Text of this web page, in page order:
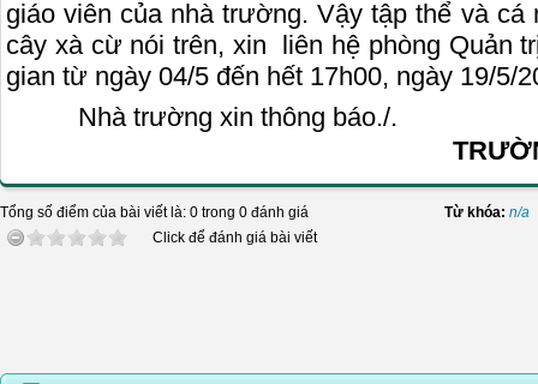
giáo viên của nhà trường. Vậy tập thể và cá
cây xà cừ nói trên, xin liên hệ phòng Quản
gian từ ngày 04/5 đến hết 17h00, ngày 19/5/
Nhà trường xin thông báo./.
Tổng số điểm của bài viết là: 0 trong 0 đánh giá
Click để đánh giá bài viết
Từ khóa: n/a